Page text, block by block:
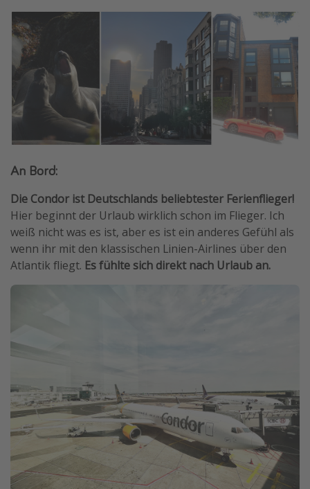
An Bord:
Die Condor ist Deutschlands beliebtester Ferienflieger!
Hier beginnt der Urlaub wirklich schon im Flieger. Ich
weiß nicht was es ist, aber es ist ein anderes Gefühl als
wenn ihr mit den klassischen Linien-Airlines über den
Atlantik fliegt. Es fühlte sich direkt nach Urlaub an.